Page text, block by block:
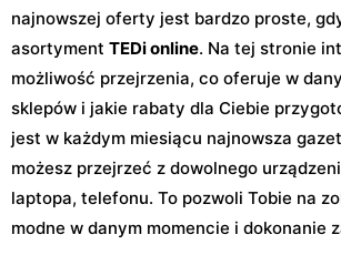
najnowszej oferty jest bardzo proste,
asortyment TEDi online. Na tej stronie
możliwość przejrzenia, co oferuje w
sklepów i jakie rabaty dla Ciebie
jest w każdym miesiącu najnowsza
możesz przejrzeć z dowolnego
laptopa, telefonu. To pozwoli Tobie na
modne w danym momencie i dokonanie